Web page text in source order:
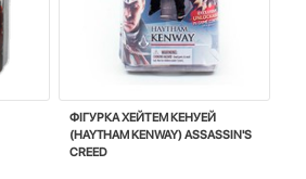
ФІГУРКА ХЕЙТЕМ КЕНУЕЙ
(HAYTHAM KENWAY) ASSASSIN'S
CREED